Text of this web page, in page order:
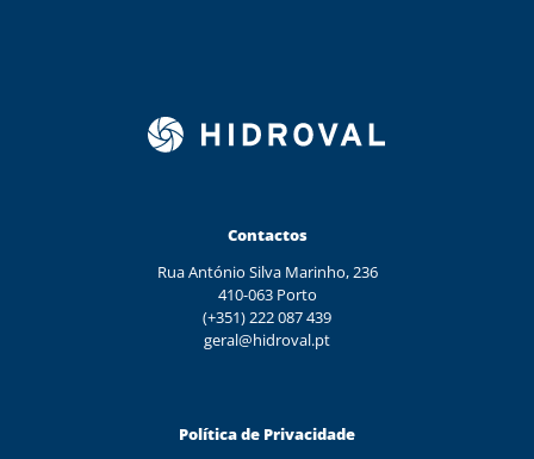
Contactos
Rua António Silva Marinho, 236
410-063 Porto
(+351) 222 087 439
geral@hidroval.pt
Política de Privacidade